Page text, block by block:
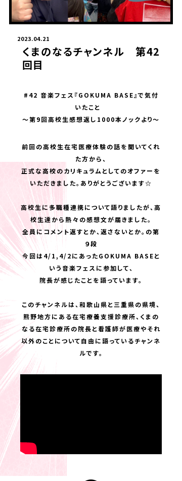
2023.04.21
くまのなるチャンネル 第42
回目
#42 音楽フェス『GOKUMA BASE』で気付
いたこと
〜第9回高校生感想返し1000本ノックより〜
前回の高校生在宅医療体験の話を聞いてくれ
た方から、
正式な高校のカリキュラムとしてのオファーを
いただきました。ありがとうございます☆
高校生に多職種連携について語りましたが、高
校生達から熱々の感想文が届きました。
全員にコメント返すとか、返さないとか。の第
９段
今回は4/1,4/2にあったGOKUMA BASEと
いう音楽フェスに参加して、
院長が感じたことを語っています。
このチャンネルは、和歌山県と三重県の県境、
熊野地方にある在宅療養支援診療所、くまの
なる在宅診療所の院長と看護師が医療やそれ
以外のことについて自由に語っているチャンネ
ルです。